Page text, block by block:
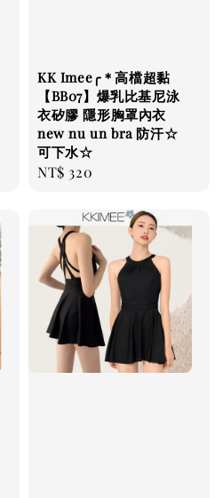
KK Imee╭＊高檔超黏
【BB07】爆乳比基尼泳
衣矽膠 隱形胸罩內衣
new nu un bra 防汗☆
可下水☆
Regular
NT$ 320